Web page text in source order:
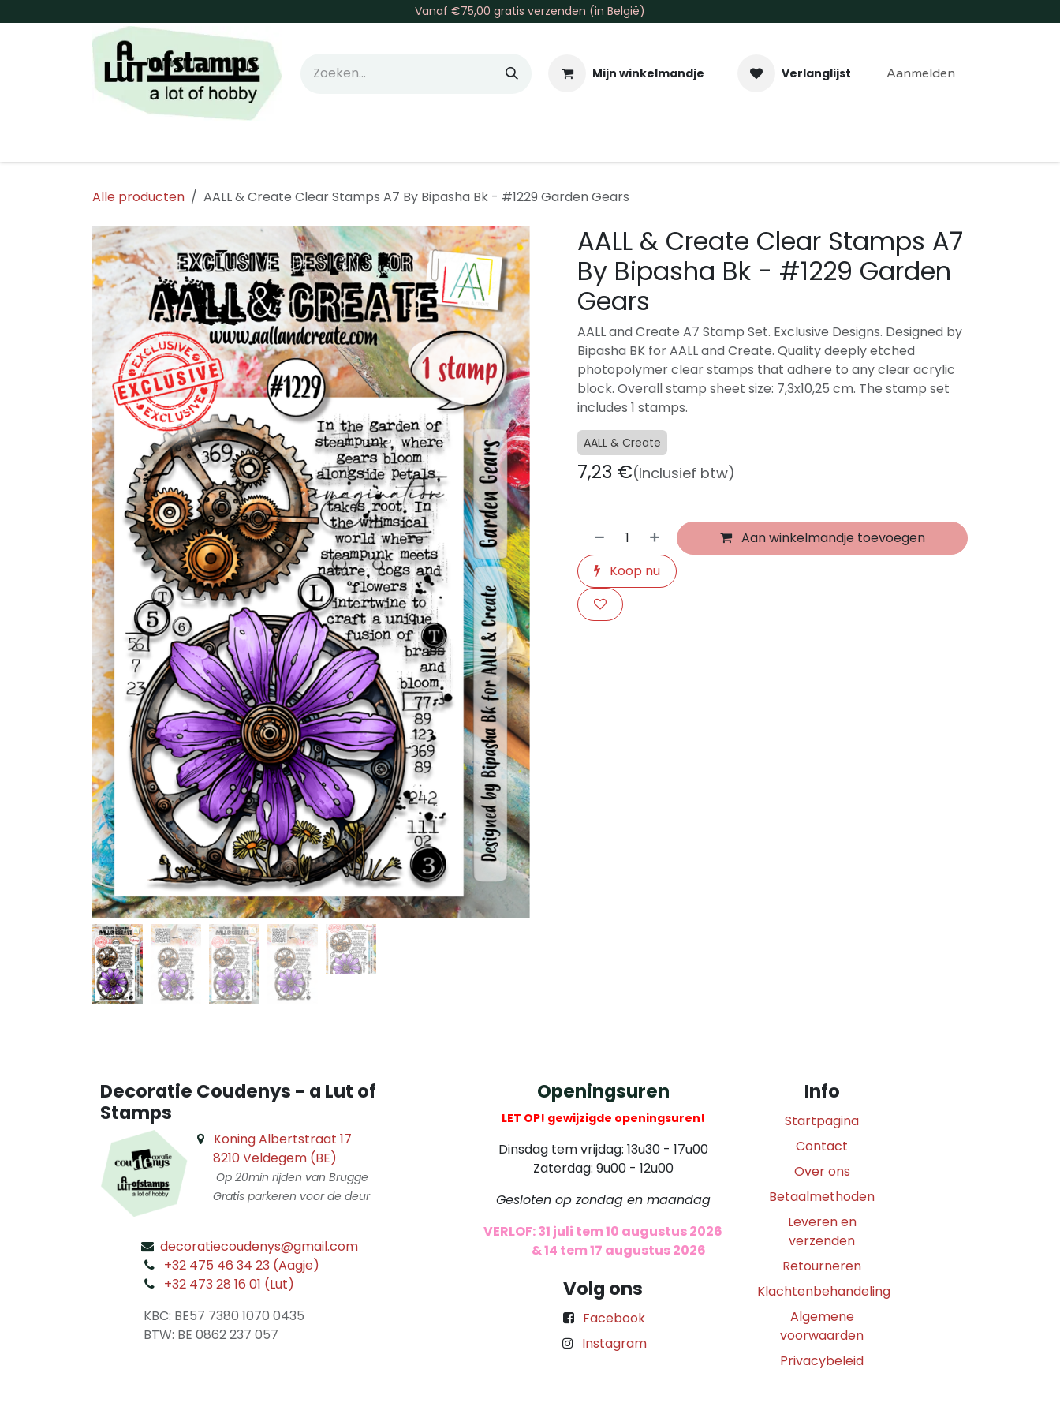
Vanaf €75,00 gratis verzenden (in België)
Mijn winkelmandje Verlanglijst Aanmelden
Alle producten AALL & Create Clear Stamps A7 By Bipasha Bk - #1229 Garden Gears
AALL & Create Clear Stamps A7
By Bipasha Bk - #1229 Garden
Gears
AALL and Create A7 Stamp Set. Exclusive Designs. Designed by
Bipasha BK for AALL and Create. Quality deeply etched
photopolymer clear stamps that adhere to any clear acrylic
block. Overall stamp sheet size: 7,3x10,25 cm. The stamp set
includes 1 stamps.
AALL & Create
7,23 €(Inclusief btw)
Aan winkelmandje toevoegen
Koop nu
Decoratie Coudenys - a Lut of
Stamps
Koning Albertstraat 17
8210 Veldegem (BE)
Op 20min rijden van Brugge
Gratis parkeren voor de deur
decoratiecoudenys@gmail.com
+32 475 46 34 23 (Aagje)
+32 473 28 16 01 (Lut)
KBC: BE57 7380 1070 0435
​ BTW: BE 0862 237 057
Openingsuren
LET OP! gewijzigde openingsuren!
Dinsdag tem vrijdag: 13u30 - 17u00
Zaterdag: 9u00 - 12u00
Gesloten op zondag en maandag
VERLOF: 31 juli tem 10 augustus 2026
& 14 tem 17 augustus 2026
Info
Startpagina
Contact
Over ons
Betaalmethoden
Leveren en
verzenden
Retourneren
Klachtenbehandeling
Algemene
voorwaarden
Privacybeleid
Volg ons
Facebook
Instagram